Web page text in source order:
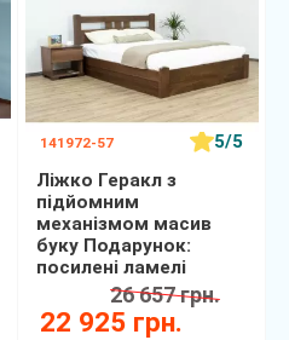
141972-57
5/5
Ліжко Геракл з
підйомним
механізмом масив
буку Подарунок:
посилені ламелі
22 925 грн.
26 657 грн.